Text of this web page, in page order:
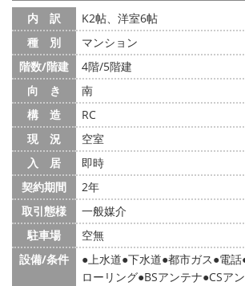
内 訳
K2帖、洋室6帖
種 別
マンション
階数/階建
4階/5階建
向 き
南
構 造
RC
現 況
空室
入 居
即時
契約期間
2年
取引態様
一般媒介
駐車場
空無
設備/条件
上水道 下水道 都市ガス 電話
ローリング BSアンテナ CSア